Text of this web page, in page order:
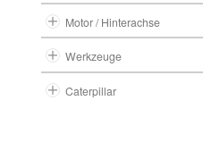
Motor / Hinterachse
Werkzeuge
Caterpillar